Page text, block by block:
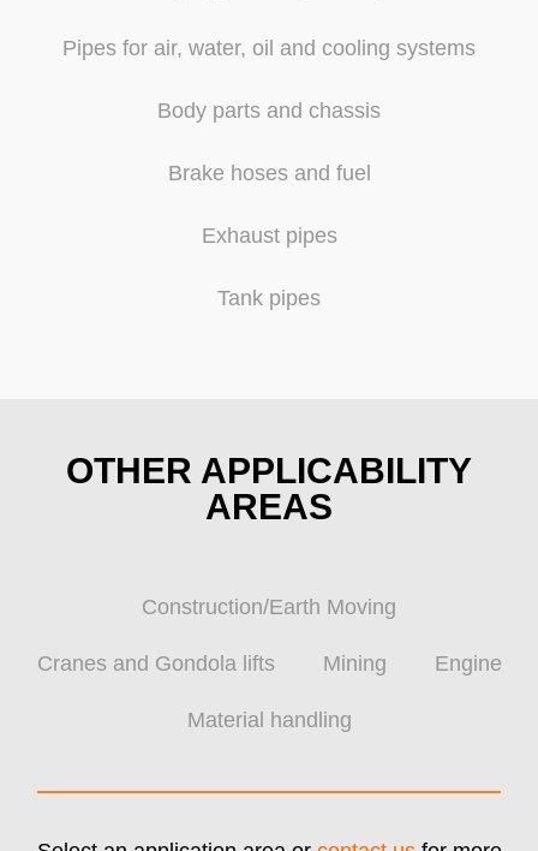
Pipes for air, water, oil and cooling systems
Body parts and chassis
Brake hoses and fuel
Exhaust pipes
Tank pipes
OTHER APPLICABILITY
AREAS
Construction/Earth Moving
Cranes and Gondola lifts Mining Engine
Material handling